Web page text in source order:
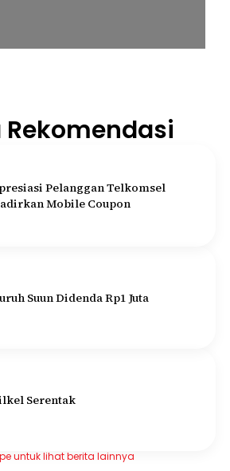
Rekomendasi
Pelanggan Telkomsel
Mobile Coupon
Suun Didenda Rp1 Juta
Serentak
untuk lihat berita lainnya